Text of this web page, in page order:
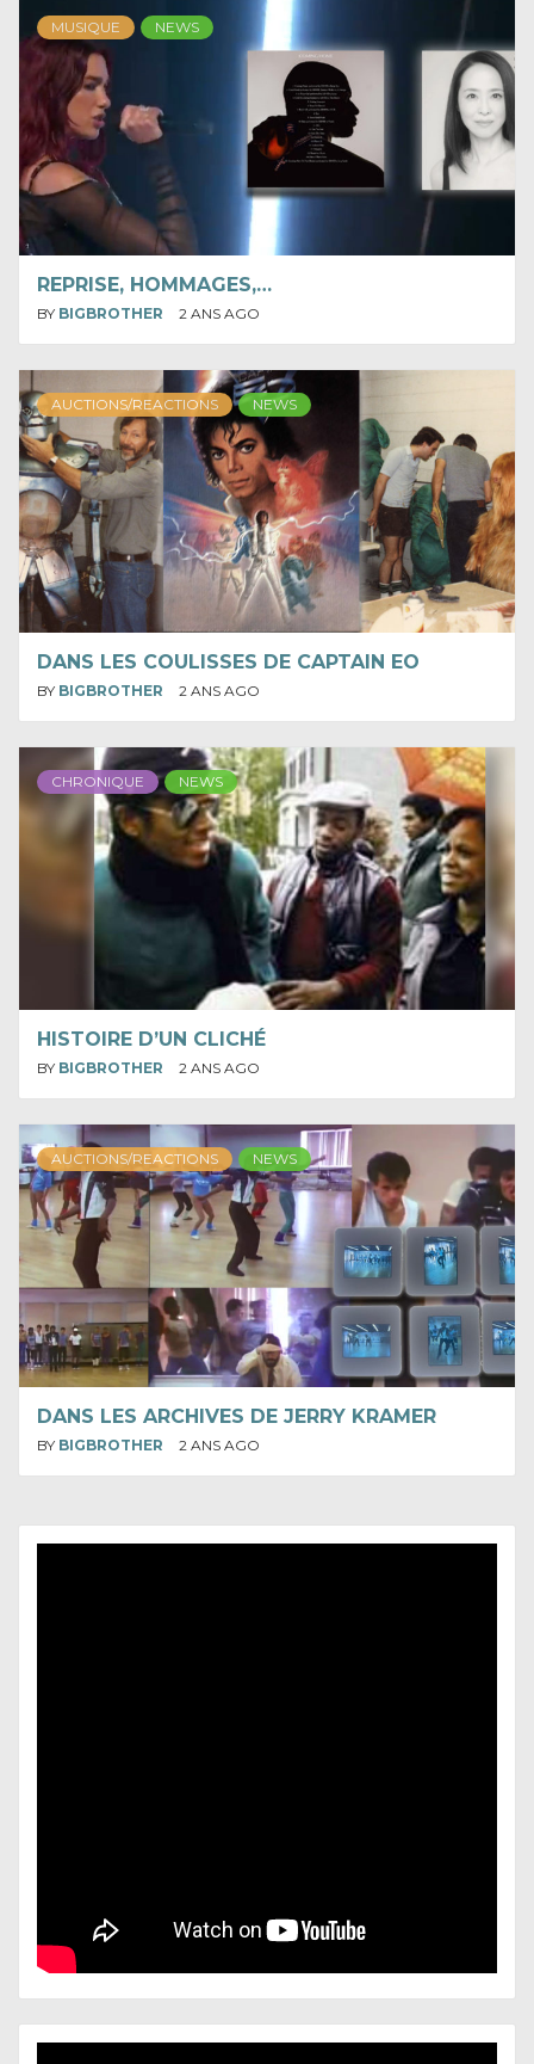
MUSIQUE NEWS
REPRISE, HOMMAGES,…
BY BIGBROTHER 2 ANS AGO
AUCTIONS/REACTIONS NEWS
DANS LES COULISSES DE CAPTAIN EO
BY BIGBROTHER 2 ANS AGO
CHRONIQUE NEWS
HISTOIRE D’UN CLICHÉ
BY BIGBROTHER 2 ANS AGO
AUCTIONS/REACTIONS NEWS
DANS LES ARCHIVES DE JERRY KRAMER
BY BIGBROTHER 2 ANS AGO